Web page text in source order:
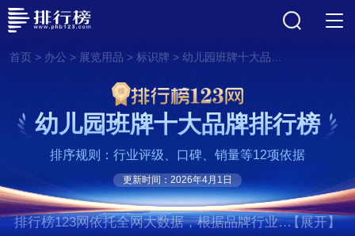
首页> 办公 > 展览用品 > 标识牌 > 幼儿园班牌十大品牌排行榜
幼儿园班牌十大品牌排行榜
排序规则：行业评级、口碑、销量等12项依据
更新时间：2026年4月1日
排行榜123网依托全网大数据，根据品牌行业评【展开】